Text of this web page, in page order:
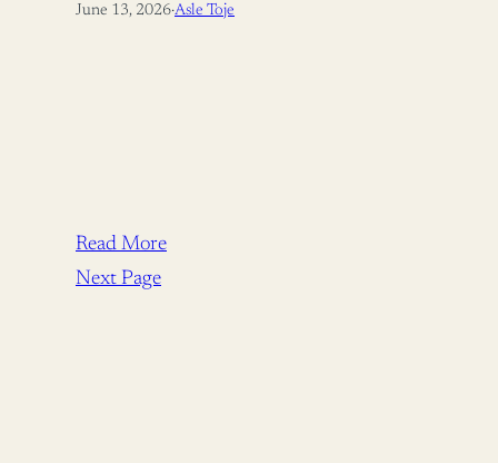
June 13, 2026·Asle Toje
Read More
Next Page